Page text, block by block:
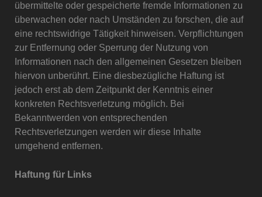
übermittelte oder gespeicherte fremde Informationen zu
überwachen oder nach Umständen zu forschen, die auf
eine rechtswidrige Tätigkeit hinweisen. Verpflichtungen
zur Entfernung oder Sperrung der Nutzung von
Informationen nach den allgemeinen Gesetzen bleiben
hiervon unberührt. Eine diesbezügliche Haftung ist
jedoch erst ab dem Zeitpunkt der Kenntnis einer
konkreten Rechtsverletzung möglich. Bei
Bekanntwerden von entsprechenden
Rechtsverletzungen werden wir diese Inhalte
umgehend entfernen.
Haftung für Links